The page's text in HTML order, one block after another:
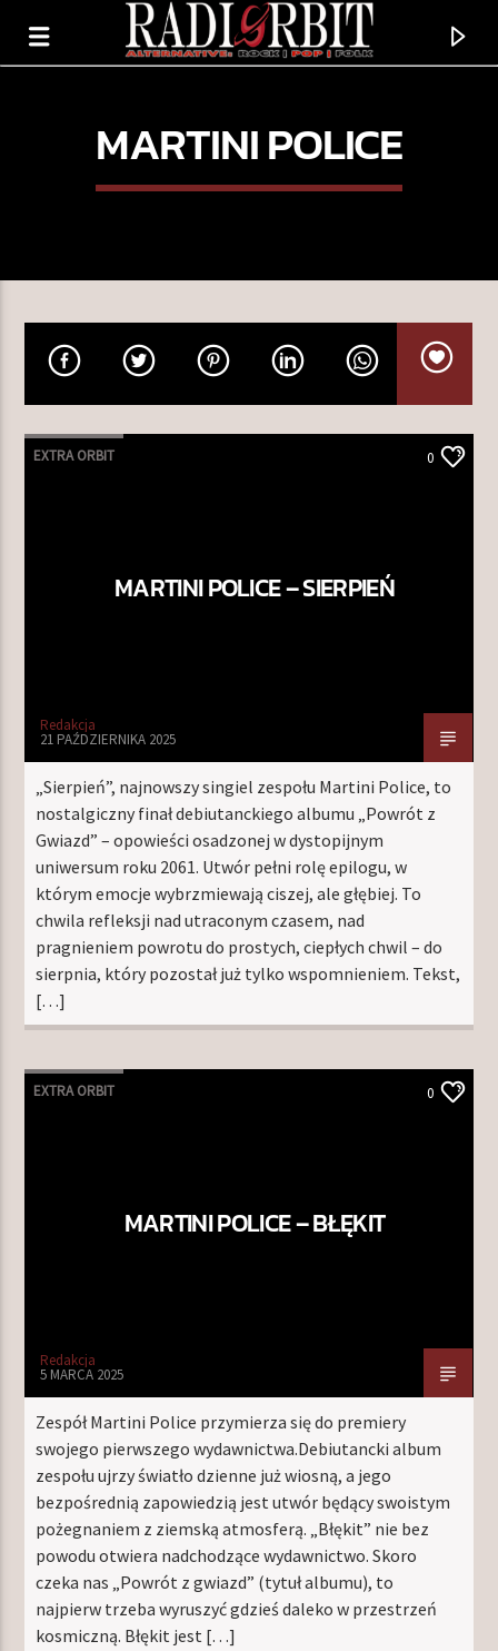
NOTHING TO DECLARE
TERAZ W RAMÓWCE
INDIE ORBIT WEEKEND
08:00 10:00
Radio Orbit
MARTINI POLICE
EXTRA ORBIT 0
MARTINI POLICE – SIERPIEŃ
Redakcja
21 PAŹDZIERNIKA 2025
„Sierpień”, najnowszy singiel zespołu Martini Police, to
nostalgiczny finał debiutanckiego albumu „Powrót z
Gwiazd” – opowieści osadzonej w dystopijnym
uniwersum roku 2061. Utwór pełni rolę epilogu, w
którym emocje wybrzmiewają ciszej, ale głębiej. To
chwila refleksji nad utraconym czasem, nad
pragnieniem powrotu do prostych, ciepłych chwil – do
sierpnia, który pozostał już tylko wspomnieniem. Tekst,
[…]
EXTRA ORBIT 0
MARTINI POLICE – BŁĘKIT
Redakcja
5 MARCA 2025
Zespół Martini Police przymierza się do premiery
swojego pierwszego wydawnictwa.Debiutancki album
zespołu ujrzy światło dzienne już wiosną, a jego
bezpośrednią zapowiedzią jest utwór będący swoistym
pożegnaniem z ziemską atmosferą. „Błękit” nie bez
powodu otwiera nadchodzące wydawnictwo. Skoro
czeka nas „Powrót z gwiazd” (tytuł albumu), to
najpierw trzeba wyruszyć gdzieś daleko w przestrzeń
kosmiczną. Błękit jest […]